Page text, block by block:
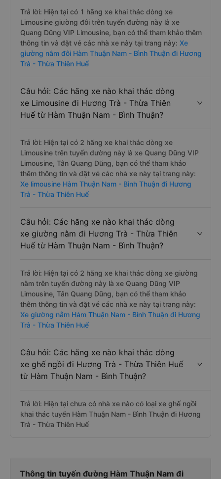
Trả lời: Hiện tại có 1 hãng xe khai thác dòng xe
Limousine giường đôi trên tuyến đường này là xe
Quang Dũng VIP Limousine, bạn có thể tham khảo thêm
thông tin và đặt vé các nhà xe này tại trang này: Xe
giường nằm đôi Hàm Thuận Nam - Bình Thuận đi Hương
Trà - Thừa Thiên Huế
Câu hỏi: Các hãng xe nào khai thác dòng
xe Limousine đi Hương Trà - Thừa Thiên
Huế từ Hàm Thuận Nam - Bình Thuận?
Trả lời: Hiện tại có 2 hãng xe khai thác dòng xe
Limousine trên tuyến đường này là xe Quang Dũng VIP
Limousine, Tân Quang Dũng, bạn có thể tham khảo
thêm thông tin và đặt vé các nhà xe này tại trang này:
Xe limousine Hàm Thuận Nam - Bình Thuận đi Hương
Trà - Thừa Thiên Huế
Câu hỏi: Các hãng xe nào khai thác dòng
xe giường nằm đi Hương Trà - Thừa Thiên
Huế từ Hàm Thuận Nam - Bình Thuận?
Trả lời: Hiện tại có 2 hãng xe khai thác dòng xe giường
nằm trên tuyến đường này là xe Quang Dũng VIP
Limousine, Tân Quang Dũng, bạn có thể tham khảo
thêm thông tin và đặt vé các nhà xe này tại trang này:
Xe giường nằm Hàm Thuận Nam - Bình Thuận đi Hương
Trà - Thừa Thiên Huế
Câu hỏi: Các hãng xe nào khai thác dòng
xe ghế ngồi đi Hương Trà - Thừa Thiên Huế
từ Hàm Thuận Nam - Bình Thuận?
Trả lời: Hiện tại chưa có nhà xe nào có loại xe ghế ngồi
khai thác tuyến Hàm Thuận Nam - Bình Thuận đi Hương
Trà - Thừa Thiên Huế
Thông tin tuyến đường Hàm Thuận Nam đi